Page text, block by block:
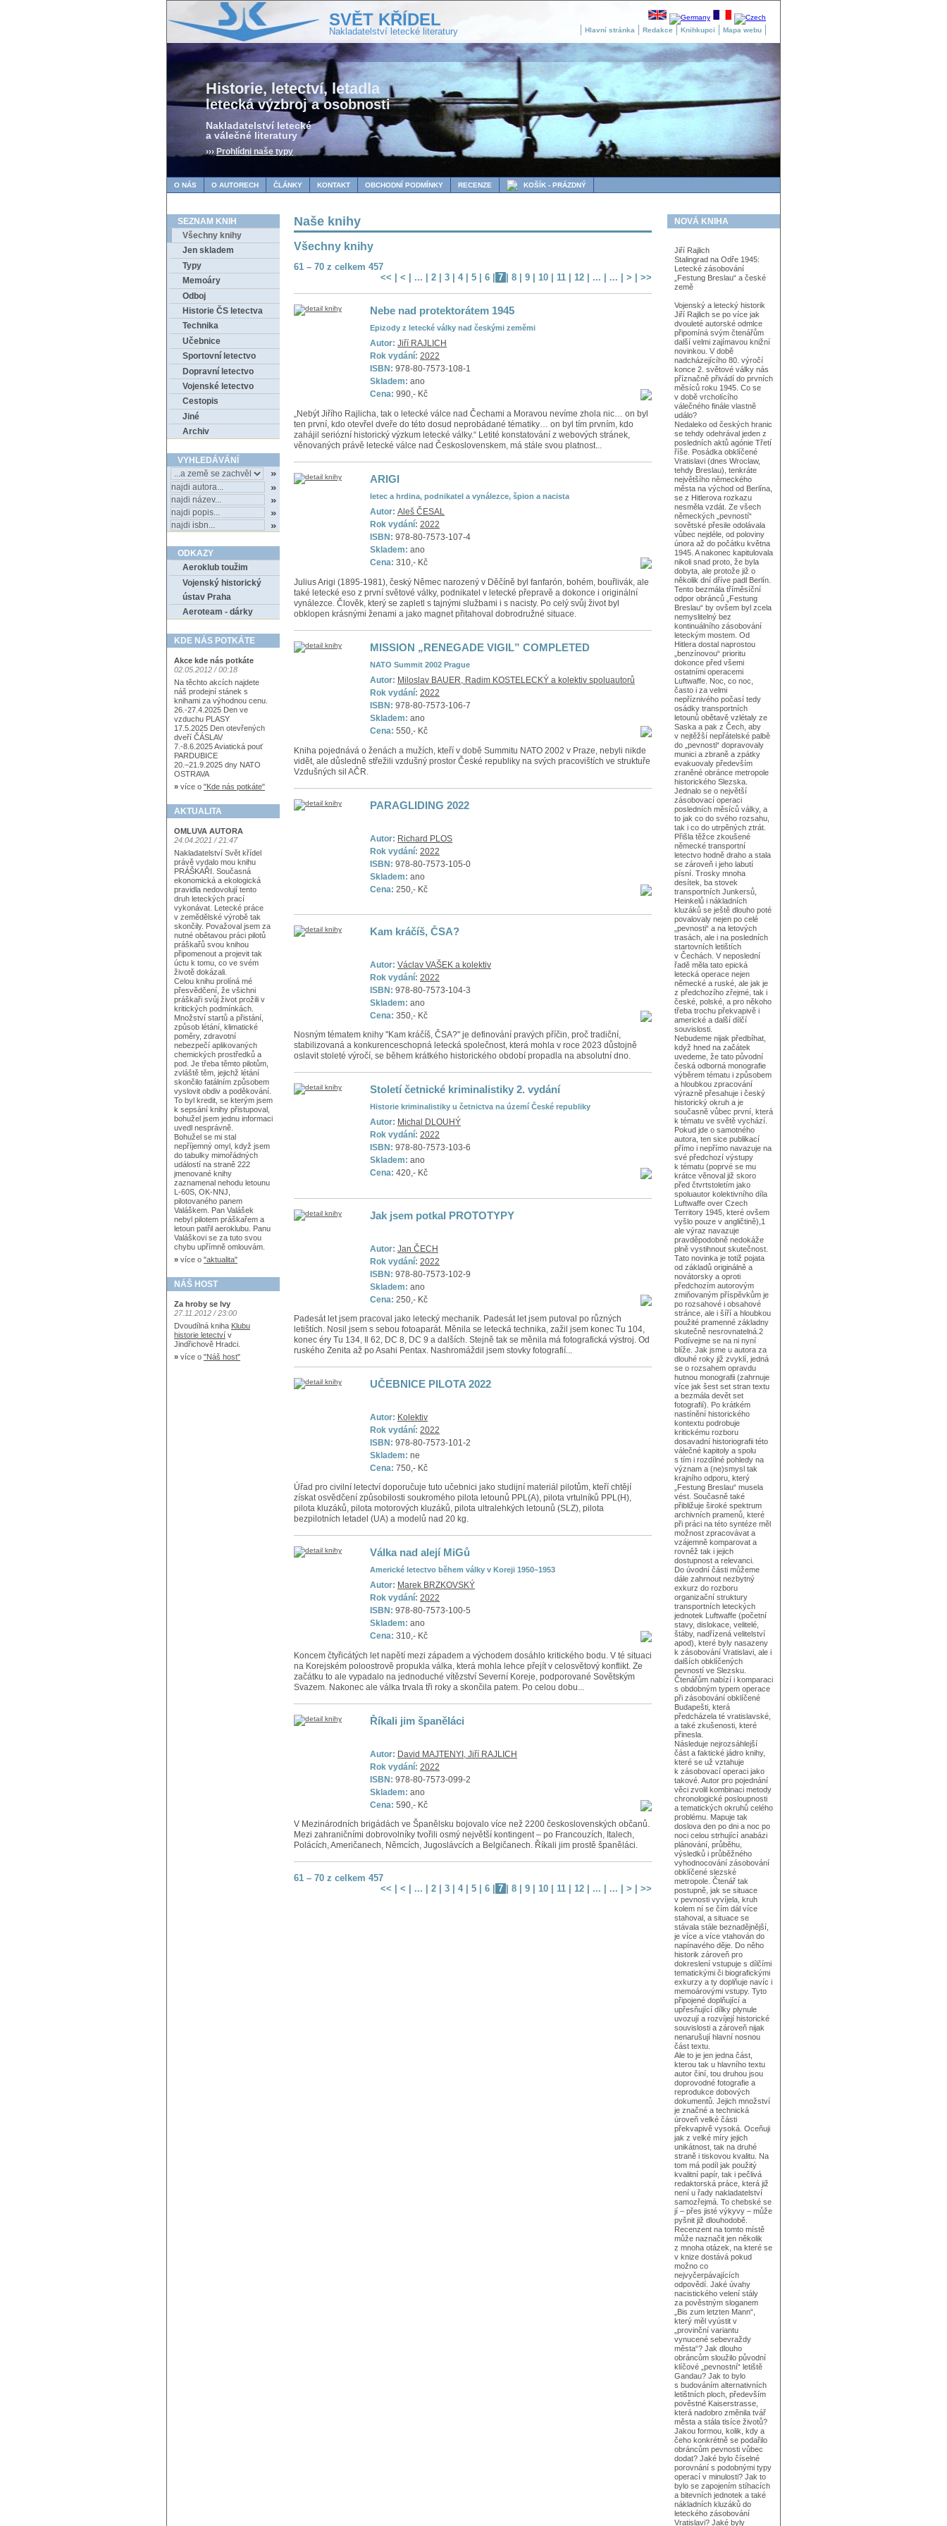
Hlavní stránka Redakce Knihkupci Mapa webu
SVĚT KŘÍDEL
Nakladatelství letecké literatury
Historie, letectví, letadla
letecká výzbroj a osobnosti
Nakladatelství letecké
a válečné literatury
››› Prohlídni naše typy
O NÁS O AUTORECH ČLÁNKY KONTAKT OBCHODNÍ PODMÍNKY RECENZE KOŠÍK - PRÁZDNÝ
SEZNAM KNIH
Všechny knihy
Jen skladem
Typy
Memoáry
Odboj
Historie ČS letectva
Technika
Učebnice
Sportovní letectvo
Dopravní letectvo
Vojenské letectvo
Cestopis
Jiné
Archiv
VYHLEDÁVÁNÍ
ODKAZY
Aeroklub toužim
Vojenský historický
ústav Praha
Aeroteam - dárky
KDE NÁS POTKÁTE
Akce kde nás potkáte
02.05.2012 / 00:18
Na těchto akcích najdete
náš prodejní stánek s
knihami za výhodnou cenu.
26.-27.4.2025 Den ve
vzduchu PLASY
17.5.2025 Den otevřených
dveří ČÁSLAV
7.-8.6.2025 Aviatická pouť
PARDUBICE
20.–21.9.2025 dny NATO
OSTRAVA
» více o "Kde nás potkáte"
AKTUALITA
OMLUVA AUTORA
24.04.2021 / 21:47
Nakladatelství Svět křídel
právě vydalo mou knihu
PRÁŠKAŘI. Současná
ekonomická a ekologická
pravidla nedovolují tento
druh leteckých prací
vykonávat. Letecké práce
v zemědělské výrobě tak
skončily. Považoval jsem za
nutné obětavou práci pilotů
práškařů svou knihou
připomenout a projevit tak
úctu k tomu, co ve svém
životě dokázali.
Celou knihu prolíná mé
přesvědčení, že všichni
práškaři svůj život prožili v
kritických podmínkách.
Množství startů a přistání,
způsob létání, klimatické
poměry, zdravotní
nebezpečí aplikovaných
chemických prostředků a
pod. Je třeba těmto pilotům,
zvláště těm, jejichž létání
skončilo fatálním způsobem
vyslovit obdiv a poděkování.
To byl kredit, se kterým jsem
k sepsání knihy přistupoval,
bohužel jsem jednu informaci
uvedl nesprávně.
Bohužel se mi stal
nepříjemný omyl, když jsem
do tabulky mimořádných
událostí na straně 222
jmenované knihy
zaznamenal nehodu letounu
L-60S, OK-NNJ,
pilotovaného panem
Valáškem. Pan Valášek
nebyl pilotem práškařem a
letoun patřil aeroklubu. Panu
Valáškovi se za tuto svou
chybu upřímně omlouvám.
» více o "aktualita"
NÁŠ HOST
Za hroby se lvy
27.11.2012 / 23:00
Dvoudílná kniha Klubu
historie letectví v
Jindřichově Hradci.
» více o "Náš host"
Naše knihy
Všechny knihy
61 – 70 z celkem 457
<<
< | ... | 2 3 4| 5 6 7 8 9 10 11 12 | ... | ... | > >>
Nebe nad protektorátem 1945
Epizody z letecké války nad českými zeměmi
Autor: Jiří RAJLICH
Rok vydání: 2022
ISBN: 978-80-7573-108-1
Skladem: ano
Cena: 990,- Kč
„Nebýt Jiřího Rajlicha, tak o letecké válce nad Čechami a Moravou nevíme zhola nic… on byl
ten první, kdo otevřel dveře do této dosud neprobádané tématiky… on byl tím prvním, kdo
zahájil seriózní historický výzkum letecké války.“ Letité konstatování z webových stránek,
věnovaných právě letecké válce nad Československem, má stále svou platnost...
ARIGI
letec a hrdina, podnikatel a vynálezce, špion a nacista
Autor: Aleš ČESAL
Rok vydání: 2022
ISBN: 978-80-7573-107-4
Skladem: ano
Cena: 310,- Kč
Julius Arigi (1895-1981), český Němec narozený v Děčíně byl fanfarón, bohém, bouřlivák, ale
také letecké eso z první světové války, podnikatel v letecké přepravě a dokonce i originální
vynálezce. Člověk, který se zapletl s tajnými službami i s nacisty. Po celý svůj život byl
obklopen krásnými ženami a jako magnet přitahoval dobrodružné situace.
MISSION „RENEGADE VIGIL” COMPLETED
NATO Summit 2002 Prague
Autor: Miloslav BAUER, Radim KOSTELECKÝ a kolektiv spoluautorů
Rok vydání: 2022
ISBN: 978-80-7573-106-7
Skladem: ano
Cena: 550,- Kč
Kniha pojednává o ženách a mužích, kteří v době Summitu NATO 2002 v Praze, nebyli nikde
vidět, ale důsledně střežili vzdušný prostor České republiky na svých pracovištích ve struktuře
Vzdušných sil AČR.
PARAGLIDING 2022
Autor: Richard PLOS
Rok vydání: 2022
ISBN: 978-80-7573-105-0
Skladem: ano
Cena: 250,- Kč
Kam kráčíš, ČSA?
Autor: Václav VAŠEK a kolektiv
Rok vydání: 2022
ISBN: 978-80-7573-104-3
Skladem: ano
Cena: 350,- Kč
Nosným tématem knihy "Kam kráčíš, ČSA?" je definování pravých příčin, proč tradiční,
stabilizovaná a konkurenceschopná letecká společnost, která mohla v roce 2023 důstojně
oslavit stoleté výročí, se během krátkého historického období propadla na absolutní dno.
Století četnické kriminalistiky 2. vydání
Historie kriminalistiky u četnictva na území České republiky
Autor: Michal DLOUHÝ
Rok vydání: 2022
ISBN: 978-80-7573-103-6
Skladem: ano
Cena: 420,- Kč
Jak jsem potkal PROTOTYPY
Autor: Jan ČECH
Rok vydání: 2022
ISBN: 978-80-7573-102-9
Skladem: ano
Cena: 250,- Kč
Padesát let jsem pracoval jako letecký mechanik. Padesát let jsem putoval po různých
letištích. Nosil jsem s sebou fotoaparát. Měnila se letecká technika, zažil jsem konec Tu 104,
konec éry Tu 134, Il 62, DC 8, DC 9 a dalších. Stejně tak se měnila má fotografická výstroj. Od
ruského Zenita až po Asahi Pentax. Nashromáždil jsem stovky fotografií...
UČEBNICE PILOTA 2022
Autor: Kolektiv
Rok vydání: 2022
ISBN: 978-80-7573-101-2
Skladem: ne
Cena: 750,- Kč
Úřad pro civilní letectví doporučuje tuto učebnici jako studijní materiál pilotům, kteří chtějí
získat osvědčení způsobilosti soukromého pilota letounů PPL(A), pilota vrtulníků PPL(H),
pilota kluzáků, pilota motorových kluzáků, pilota ultralehkých letounů (SLZ), pilota
bezpilotních letadel (UA) a modelů nad 20 kg.
Válka nad alejí MiGů
Americké letectvo během války v Koreji 1950–1953
Autor: Marek BRZKOVSKÝ
Rok vydání: 2022
ISBN: 978-80-7573-100-5
Skladem: ano
Cena: 310,- Kč
Koncem čtyřicátých let napětí mezi západem a východem dosáhlo kritického bodu. V té situaci
na Korejském poloostrově propukla válka, která mohla lehce přejít v celosvětový konflikt. Ze
začátku to ale vypadalo na jednoduché vítězství Severní Koreje, podporované Sovětským
Svazem. Nakonec ale válka trvala tři roky a skončila patem. Po celou dobu...
Říkali jim španěláci
Autor: David MAJTENYI, Jiří RAJLICH
Rok vydání: 2022
ISBN: 978-80-7573-099-2
Skladem: ano
Cena: 590,- Kč
V Mezinárodních brigádách ve Španělsku bojovalo více než 2200 československých občanů.
Mezi zahraničními dobrovolníky tvořili osmý největší kontingent – po Francouzích, Italech,
Polácích, Američanech, Němcích, Jugoslávcích a Belgičanech. Říkali jim prostě španěláci.
61 – 70 z celkem 457
<<
< | ... | 2 3 4| 5 6 7 8 9 10 11 12 | ... | ... | > >>
NOVÁ KNIHA
Jiří Rajlich
Stalingrad na Odře 1945:
Letecké zásobování
„Festung Breslau“ a české
země
Vojenský a letecký historik
Jiří Rajlich se po více jak
dvouleté autorské odmlce
připomíná svým čtenářům
další velmi zajímavou knižní
novinkou. V době
nadcházejícího 80. výročí
konce 2. světové války nás
příznačně přivádí do prvních
měsíců roku 1945. Co se
v době vrcholícího
válečného finále vlastně
událo?
Nedaleko od českých hranic
se tehdy odehrával jeden z
posledních aktů agónie Třetí
říše. Posádka obklíčené
Vratislavi (dnes Wroclaw,
tehdy Breslau), tenkráte
největšího německého
města na východ od Berlína,
se z Hitlerova rozkazu
nesměla vzdát. Ze všech
německých „pevností“
sovětské přesile odolávala
vůbec nejdéle, od poloviny
února až do počátku května
1945. A nakonec kapitulovala
nikoli snad proto, že byla
dobyta, ale protože již o
několik dní dříve padl Berlín.
Tento bezmála tříměsíční
odpor obránců „Festung
Breslau“ by ovšem byl zcela
nemyslitelný bez
kontinuálního zásobování
leteckým mostem. Od
Hitlera dostal naprostou
„benzínovou“ prioritu
dokonce před všemi
ostatními operacemi
Luftwaffe. Noc, co noc,
často i za velmi
nepříznivého počasí tedy
osádky transportních
letounů obětavě vzlétaly ze
Saska a pak z Čech, aby
v nejtěžší nepřátelské palbě
do „pevnosti“ dopravovaly
munici a zbraně a zpátky
evakuovaly především
zraněné obránce metropole
historického Slezska.
Jednalo se o největší
zásobovací operaci
posledních měsíců války, a
to jak co do svého rozsahu,
tak i co do utrpěných ztrát.
Přišla těžce zkoušené
německé transportní
letectvo hodně draho a stala
se zároveň i jeho labutí
písní. Trosky mnoha
desítek, ba stovek
transportních Junkersů,
Heinkelů i nákladních
kluzáků se ještě dlouho poté
povalovaly nejen po celé
„pevnosti“ a na letových
trasách, ale i na posledních
startovních letištích
v Čechách. V neposlední
řadě měla tato epická
letecká operace nejen
německé a ruské, ale jak je
z předchozího zřejmé, tak i
české, polské, a pro někoho
třeba trochu překvapivě i
americké a další dílčí
souvislosti.
Nebudeme nijak předbíhat,
když hned na začátek
uvedeme, že tato původní
česká odborná monografie
výběrem tématu i způsobem
a hloubkou zpracování
výrazně přesahuje i český
historický okruh a je
současně vůbec první, která
k tématu ve světě vychází.
Pokud jde o samotného
autora, ten sice publikací
přímo i nepřímo navazuje na
své předchozí výstupy
k tématu (poprvé se mu
krátce věnoval již skoro
před čtvrtstoletím jako
spoluautor kolektivního díla
Luftwaffe over Czech
Territory 1945, které ovšem
vyšlo pouze v angličtině),1
ale výraz navazuje
pravděpodobně nedokáže
plně vystihnout skutečnost.
Tato novinka je totiž pojata
od základů originálně a
novátorsky a oproti
předchozím autorovým
zmiňovaným příspěvkům je
po rozsahové i obsahové
stránce, ale i šíří a hloubkou
použité pramenné základny
skutečně nesrovnatelná.2
Podívejme se na ni nyní
blíže. Jak jsme u autora za
dlouhé roky již zvyklí, jedná
se o rozsahem opravdu
hutnou monografii (zahrnuje
více jak šest set stran textu
a bezmála devět set
fotografií). Po krátkém
nastínění historického
kontextu podrobuje
kritickému rozboru
dosavadní historiografii této
válečné kapitoly a spolu
s tím i rozdílné pohledy na
význam a (ne)smysl tak
krajního odporu, který
„Festung Breslau“ musela
vést. Současně také
přibližuje široké spektrum
archivních pramenů, které
při práci na této syntéze měl
možnost zpracovávat a
vzájemně komparovat a
rovněž tak i jejich
dostupnost a relevanci.
Do úvodní části můžeme
dále zahrnout nezbytný
exkurz do rozboru
organizační struktury
transportních leteckých
jednotek Luftwaffe (početní
stavy, dislokace, velitelé,
štáby, nadřízená velitelství
apod), které byly nasazeny
k zásobování Vratislavi, ale i
dalších obklíčených
pevností ve Slezsku.
Čtenářům nabízí i komparaci
s obdobným typem operace
při zásobování obklíčené
Budapešti, která
předcházela té vratislavské,
a také zkušenosti, které
přinesla.
Následuje nejrozsáhlejší
část a faktické jádro knihy,
které se už vztahuje
k zásobovací operaci jako
takové. Autor pro pojednání
věci zvolil kombinaci metody
chronologické posloupnosti
a tematických okruhů celého
problému. Mapuje tak
doslova den po dni a noc po
noci celou strhující anabázi
plánování, průběhu,
výsledků i průběžného
vyhodnocování zásobování
obklíčené slezské
metropole. Čtenář tak
postupně, jak se situace
v pevnosti vyvíjela, kruh
kolem ní se čím dál více
stahoval, a situace se
stávala stále beznadějnější,
je více a více vtahován do
napínavého děje. Do něho
historik zároveň pro
dokreslení vstupuje s dílčími
tematickými či biografickými
exkurzy a ty doplňuje navíc i
memoárovými vstupy. Tyto
připojené doplňující a
upřesňující dílky plynule
uvozují a rozvíjejí historické
souvislosti a zároveň nijak
nenarušují hlavní nosnou
část textu.
Ale to je jen jedna část,
kterou tak u hlavního textu
autor činí, tou druhou jsou
doprovodné fotografie a
reprodukce dobových
dokumentů. Jejich množství
je značné a technická
úroveň velké části
překvapivě vysoká. Oceňuji
jak z velké míry jejich
unikátnost, tak na druhé
straně i tiskovou kvalitu. Na
tom má podíl jak použitý
kvalitní papír, tak i pečlivá
redaktorská práce, která již
není u řady nakladatelství
samozřejmá. To chebské se
jí – přes jisté výkyvy – může
pyšnit již dlouhodobě.
Recenzent na tomto místě
může naznačit jen několik
z mnoha otázek, na které se
v knize dostává pokud
možno co
nejvyčerpávajících
odpovědí. Jaké úvahy
nacistického velení stály
za pověstným sloganem
„Bis zum letzten Mann“,
který měl vyústit v
„provinční variantu
vynucené sebevraždy
města“? Jak dlouho
obráncům sloužilo původní
klíčové „pevnostní“ letiště
Gandau? Jak to bylo
s budováním alternativních
letištních ploch, především
pověstné Kaiserstrasse,
která nadobro změnila tvář
města a stála tisíce životů?
Jakou formou, kolik, kdy a
čeho konkrétně se podařilo
obráncům pevnosti vůbec
dodat? Jaké bylo číselné
porovnání s podobnými typy
operací v minulosti? Jak to
bylo se zapojením stíhacích
a bitevních jednotek a také
nákladních kluzáků do
leteckého zásobování
Vratislavi? Jaké byly